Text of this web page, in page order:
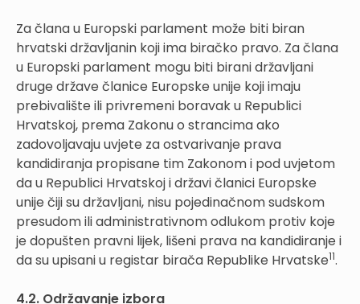
Za člana u Europski parlament može biti biran
hrvatski državljanin koji ima biračko pravo. Za člana
u Europski parlament mogu biti birani državljani
druge države članice Europske unije koji imaju
prebivalište ili privremeni boravak u Republici
Hrvatskoj, prema Zakonu o strancima ako
zadovoljavaju uvjete za ostvarivanje prava
kandidiranja propisane tim Zakonom i pod uvjetom
da u Republici Hrvatskoj i državi članici Europske
unije čiji su državljani, nisu pojedinačnom sudskom
presudom ili administrativnom odlukom protiv koje
je dopušten pravni lijek, lišeni prava na kandidiranje i
da su upisani u registar birača Republike Hrvatske11.
4.2. Održavanje izbora